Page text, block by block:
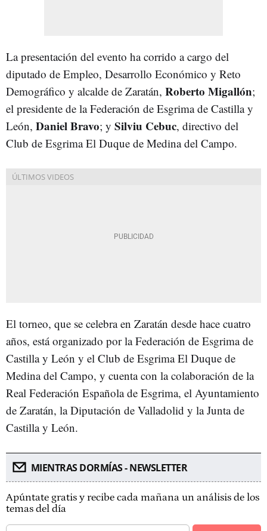
La presentación del evento ha corrido a cargo del
diputado de Empleo, Desarrollo Económico y Reto
Demográfico y alcalde de Zaratán, Roberto Migallón;
el presidente de la Federación de Esgrima de Castilla y
León, Daniel Bravo; y Silviu Cebuc, directivo del
Club de Esgrima El Duque de Medina del Campo.
El torneo, que se celebra en Zaratán desde hace cuatro
años, está organizado por la Federación de Esgrima de
Castilla y León y el Club de Esgrima El Duque de
Medina del Campo, y cuenta con la colaboración de la
Real Federación Española de Esgrima, el Ayuntamiento
de Zaratán, la Diputación de Valladolid y la Junta de
Castilla y León.
MIENTRAS DORMÍAS - NEWSLETTER
Apúntate gratis y recibe cada mañana un análisis de los
temas del día